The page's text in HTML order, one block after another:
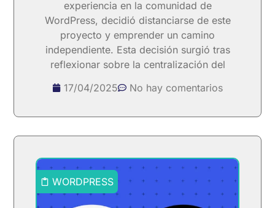
experiencia en la comunidad de
WordPress, decidió distanciarse de este
proyecto y emprender un camino
independiente. Esta decisión surgió tras
reflexionar sobre la centralización del
17/04/2025
No hay comentarios
WORDPRESS